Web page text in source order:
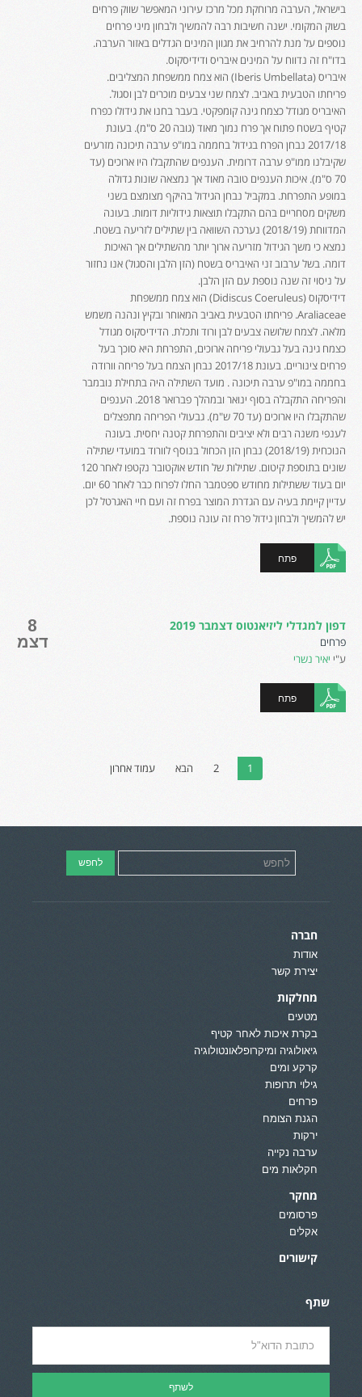
בישראל, הערבה מרוחקת מכל מרכז עירוני המאפשר שווק פרחים
בשוק המקומי. ישנה חשיבות רבה להמשיך ולבחון מיני פרחים
נוספים על מנת להרחיב את מגוון המינים הגדלים באזור הערבה.
בדו"ח זה נדווח על המינים איבריס ודידיסקוס.
איבריס (Iberis Umbellata) הוא צמח ממשפחת המצליבים.
פריחתו הטבעית באביב. לצמח שני צבעים מוכרים לבן וסגול.
האיבריס מגודל כצמח גינה קומפקטי. בעבר בחנו את גידולו כפרח
קטיף בשטח פתוח אך פרח נמוך מאוד (גובה 20 ס"מ). בעונת
2017/18 נבחן הפרח בגידול בחממה במו"פ ערבה תיכונה מזרעים
שקיבלנו ממו"פ ערבה דרומית. הענפים שהתקבלו היו ארוכים (עד
70 ס"מ). איכות הענפים טובה מאוד אך נמצאה שונות גדולה
במופע התפרחת. במקביל נבחן הגידול בהיקף מצומצם בשני
משקים מסחריים בהם התקבלו תוצאות גידוליות דומות. בעונה
המדווחת (2018/19) נערכה השוואה בין שתילים לזריעה בשטח.
נמצא כי משך הגידול מזריעה ארוך יותר מהשתילים אך האיכות
דומה. בשל ערבוב זני האיבריס בשטח (הזן הלבן והסגול) אנו נחזור
על ניסוי זה שנה נוספת עם הזן הלבן.
דידיסקוס (Didiscus Coeruleus) הוא צמח ממשפחת
Araliaceae. פריחתו הטבעית באביב המאוחר ובקיץ ונהנה משמש
מלאה. לצמח שלושה צבעים לבן ורוד ותכלת. הדידיסקוס מגודל
כצמח גינה בעל גבעולי פריחה ארוכים, התפרחת היא סוכך בעל
פרחים צינוריים. בעונת 2017/18 נבחן הצמח בעל פריחה וורודה
בחממה במו"פ ערבה תיכונה . מועד השתילה היה בתחילת נובמבר
והפריחה התקבלה בסוף ינואר ובמהלך פברואר 2018. הענפים
שהתקבלו היו ארוכים (עד 70 ש"מ). גבעולי הפריחה מתפצלים
לענפי משנה רבים ולא יציבים והתפרחת קטנה יחסית. בעונה
הנוכחית (2018/19) נבחן הזן הכחול בנוסף לוורוד במועדי שתילה
שונים בתוספת קיטום. שתילות של חודש אוקטובר נקטפו לאחר 120
יום בעוד ששתילות מחודש ספטמבר החלו לפרוח כבר לאחר 60 יום.
עדיין קיימת בעיה עם הגדרת המוצר בפרח זה ועם חיי האגרטל לכן
יש להמשיך ולבחון גידול פרח זה עונה נוספת.
פתח
8
דצמ
דפון למגדלי ליזיאנטוס דצמבר 2019
פרחים
ע"י יאיר נשרי
פתח
1
2 הבא עמוד אחרון
חברה
אודות
יצירת קשר
מחלקות
מטעים
בקרת איכות לאחר קטיף
גיאולוגיה ומיקרופלאונטולוגיה
קרקע ומים
גילוי תרופות
פרחים
הגנת הצומח
ירקות
ערבה נקייה
חקלאות מים
מחקר
פרסומים
אקלים
קישורים
שתף